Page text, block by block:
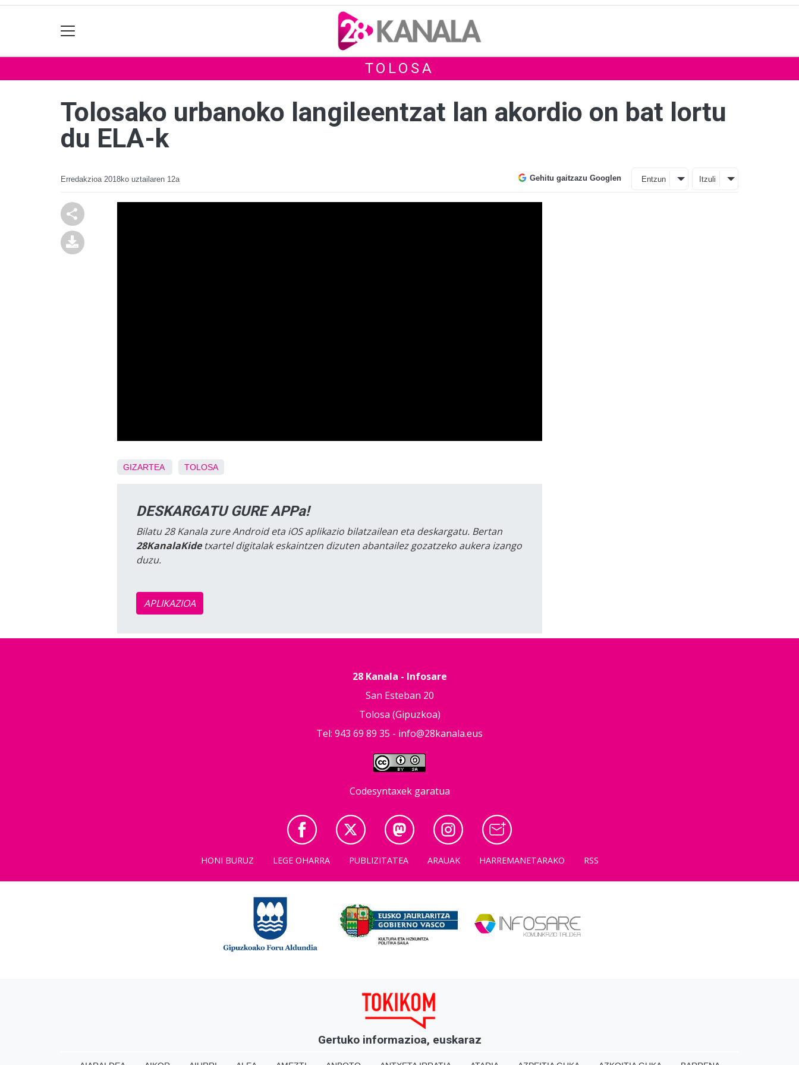
TOLOSA
Tolosako urbanoko langileentzat lan akordio on bat lortu
du ELA-k
Erredakzioa 2018ko uztailaren 12a Gehitu gaitzazu Googlen Entzun Itzuli
GIZARTEA TOLOSA
DESKARGATU GURE APPa!
Bilatu 28 Kanala zure Android eta iOS aplikazio bilatzailean eta deskargatu. Bertan
28KanalaKidetxartel digitalak eskaintzen dizuten abantailez gozatzeko aukera izango
duzu.
APLIKAZIOA
28 Kanala - Infosare
San Esteban 20
Tolosa (Gipuzkoa)
Tel: 943 69 89 35 - info@28kanala.eus
Codesyntaxek garatua
HONI BURUZ LEGE OHARRA PUBLIZITATEA ARAUAK HARREMANETARAKO RSS
Gertuko informazioa, euskaraz